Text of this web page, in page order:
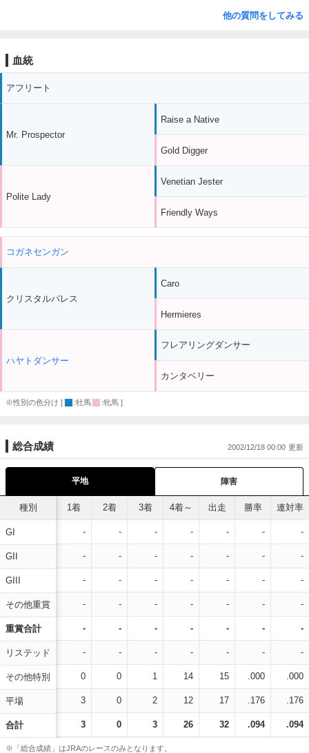
他の質問をしてみる
血統
アフリート
Mr. Prospector
Polite Lady
Raise a Native
Gold Digger
Venetian Jester
Friendly Ways
コガネセンガン
クリスタルパレス
ハヤトダンサー
Caro
Hermieres
フレアリングダンサー
カンタベリー
※性別の色分け [ :牡馬 :牝馬 ]
総合成績 2002/12/18 00:00
平地 障害
種別
GI
GII
GIII
その他重賞
重賞合計
リステッド
その他特別
平場
合計
1着 2着 3着 4着～ 出走 勝率 連対率
- - - - - - -
- - - - - - -
- - - - - - -
- - - - - - -
- - - - - - -
- - - - - - -
0 0 1 14 15 .000 .000
3 0 2 12 17 .176 .176
3 0 3 26 32 .094 .094
※「総合成績」はJRAのレースのみとなります。